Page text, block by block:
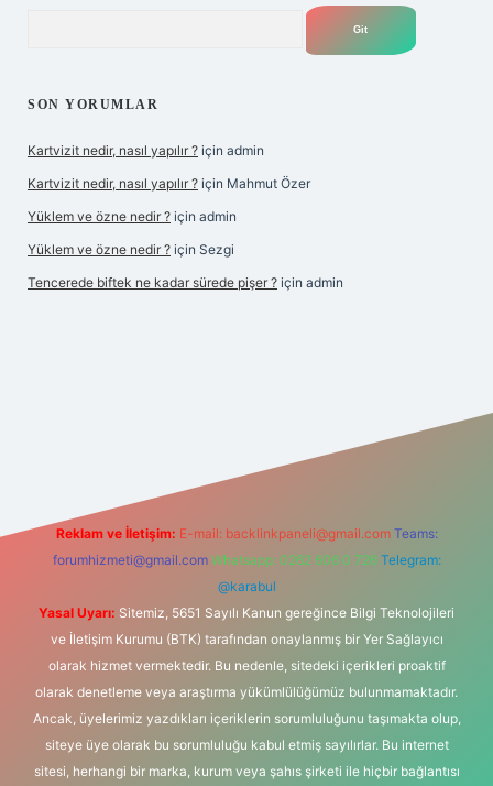
SON YORUMLAR
Kartvizit nedir, nasıl yapılır ? için admin
Kartvizit nedir, nasıl yapılır ? için Mahmut Özer
Yüklem ve özne nedir ? için admin
Yüklem ve özne nedir ? için Sezgi
Tencerede biftek ne kadar sürede pişer ? için admin
https://betexpergir.net/
Reklam ve İletişim: E-mail: backlinkpaneli@gmail.com Teams:
forumhizmeti@gmail.com Whatsapp: 0262 606 0 726 Telegram:
@karabul
Yasal Uyarı: Sitemiz, 5651 Sayılı Kanun gereğince Bilgi Teknolojileri
ve İletişim Kurumu (BTK) tarafından onaylanmış bir Yer Sağlayıcı
olarak hizmet vermektedir. Bu nedenle, sitedeki içerikleri proaktif
olarak denetleme veya araştırma yükümlülüğümüz bulunmamaktadır.
Ancak, üyelerimiz yazdıkları içeriklerin sorumluluğunu taşımakta olup,
siteye üye olarak bu sorumluluğu kabul etmiş sayılırlar. Bu internet
sitesi, herhangi bir marka, kurum veya şahıs şirketi ile hiçbir bağlantısı